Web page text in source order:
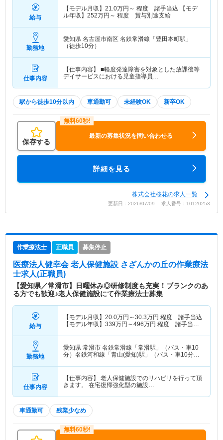
給与
【モデル月収】 21.0万円～ 程度 諸手当込 【モデ
ル年収】 252万円～ 程度 賞与別途支給
勤務地
愛知県 名古屋市南区 名鉄常滑線「豊田本町駅」
（徒歩10分）
仕事内容
【仕事内容】 ■軽度発達障害を対象とした放課後等
デイサービスにおける児童指導員…
駅から徒歩10分以内 車通勤可 未経験OK 新卒OK
保存する
最新の募集状況を問い合わせる
詳細を見る
株式会社桜花の求人一覧
更新日：2026/07/09 求人番号：10120253
作業療法士 正職員 募集停止
医療法人健幸会 老人保健施設 さざんかの丘の作業療法
士求人(正職員)
【愛知県／常滑市】日曜休み◎研修制度も充実！ブランクのあ
る方でも歓迎♪老人保健施設にて作業療法士募集
給与
【モデル月収】 20.0万円～30.3万円 程度 諸手当込
【モデル年収】 339万円～496万円 程度 諸手当・
勤務地
愛知県 常滑市 名鉄常滑線「常滑駅」（バス・車10
分）名鉄河和線「青山(愛知)駅」（バス・車10分）
仕事内容
【仕事内容】 老人保健施設でのリハビリを行って頂
きます。 在宅復帰強化型の施設…
車通勤可 残業少なめ